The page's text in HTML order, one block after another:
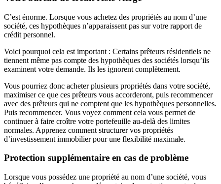
C’est énorme. Lorsque vous achetez des propriétés au nom d’une
société, ces hypothèques n’apparaissent pas sur votre rapport de
crédit personnel.
Voici pourquoi cela est important : Certains prêteurs résidentiels ne
tiennent même pas compte des hypothèques des sociétés lorsqu’ils
examinent votre demande. Ils les ignorent complètement.
Vous pourriez donc acheter plusieurs propriétés dans votre société,
maximiser ce que ces prêteurs vous accorderont, puis recommencer
avec des prêteurs qui ne comptent que les hypothèques personnelles.
Puis recommencer. Vous voyez comment cela vous permet de
continuer à faire croître votre portefeuille au-delà des limites
normales. Apprenez comment structurer vos propriétés
d’investissement immobilier pour une flexibilité maximale.
Protection supplémentaire en cas de problème
Lorsque vous possédez une propriété au nom d’une société, vous